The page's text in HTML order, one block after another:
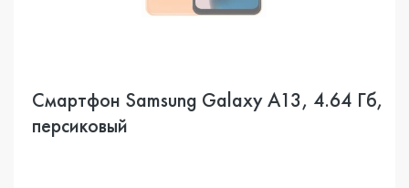
Смартфон Samsung Galaxy A13, 4.64 Гб,
персиковый